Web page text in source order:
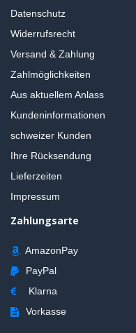
Datenschutz
Widerrufsrecht
Versand & Zahlung
Zahlmöglichkeiten
Aus aktuellem Anlass
Kundeninformationen
schweizer Kunden
Ihre Rücksendung
Lieferzeiten
Impressum
Zahlungsarte
AmazonPay
PayPal
Klarna
Vorkasse